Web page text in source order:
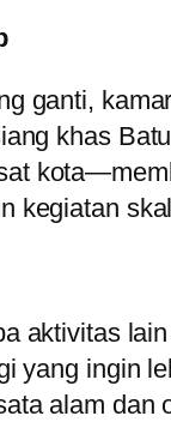
ganti,
khas
kegiatan
aktivitas
yang ingin
alam dan